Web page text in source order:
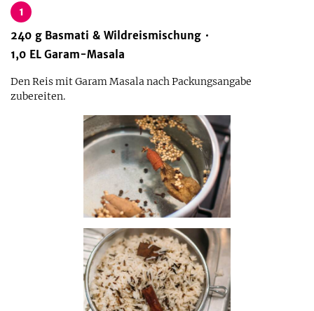
1
240 g Basmati & Wildreismischung
1,0 EL Garam-Masala
Den Reis mit Garam Masala nach Packungsangabe
zubereiten.